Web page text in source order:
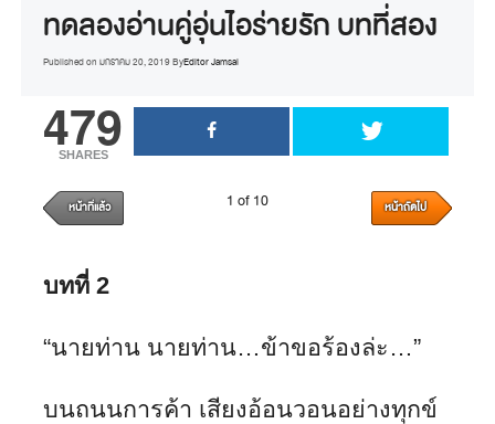
ทดลองอ่านคู่อุ่นไอร่ายรัก บทที่สอง
Published on มกราคม 20, 2019ByEditor Jamsai
479
SHARES
หน้าที่แล้ว 1 of 10 หน้าถัดไป
บทที่2
“นายท่าน นายท่าน…ข้าขอร้องล่ะ…”
บนถนนการค้า เสียงอ้อนวอนอย่างทุกข์